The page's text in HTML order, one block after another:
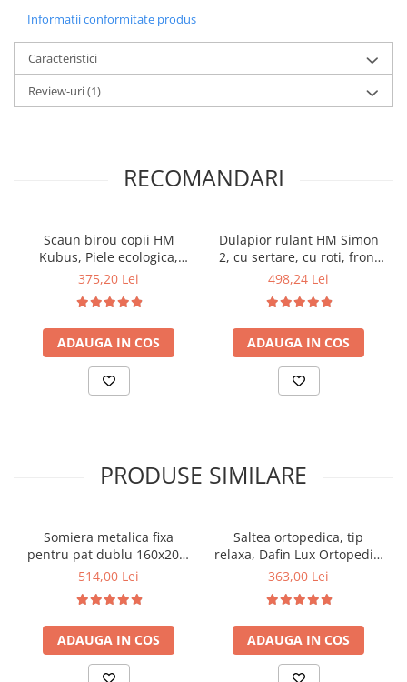
Informatii conformitate produs
Caracteristici
Review-uri(1)
RECOMANDARI
Scaun birou copii HM
Kubus, Piele ecologica,
Cadru Polipropilena, Roti
ajustabila, 80 Kg, Galben
375,20 Lei
ADAUGA IN COS
Dulapior rulant HM Simon
2, cu sertare, cu roti, front
MDF, alb
498,24 Lei
ADAUGA IN COS
PRODUSE SIMILARE
Somiera metalica fixa
pentru pat dublu 160x200,
6 picioare, 32 lamele lemn
saltea ferm, negru
514,00 Lei
ADAUGA IN COS
Saltea ortopedica, tip
relaxa, Dafin Lux Ortopedic,
90x200x21cm, fermitate
tip Bonell, fata vara-iarna,
sistem de aerisire cu
butoni, Salt Confort
363,00 Lei
ADAUGA IN COS